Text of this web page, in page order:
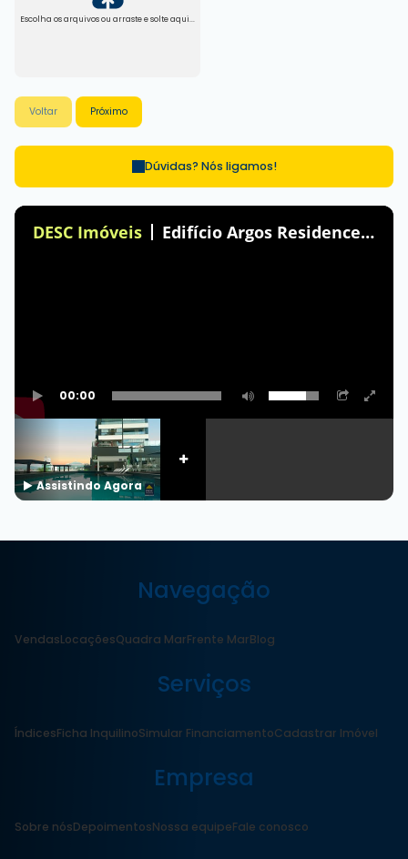
Escolha os arquivos ou arraste e solte aqui...
Voltar Próximo
Dúvidas? Nós ligamos!
00:00
DESC Imóveis Edifício Argos Residence em Balneário Camboriú
Assistindo Agora
Navegação
VendasLocaçõesQuadra MarFrente MarBlog
Serviços
ÍndicesFicha InquilinoSimular FinanciamentoCadastrar Imóvel
Empresa
Sobre nósDepoimentosNossa equipeFale conosco